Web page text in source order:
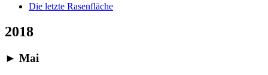
Die letzte Rasenfläche
2018
► Mai